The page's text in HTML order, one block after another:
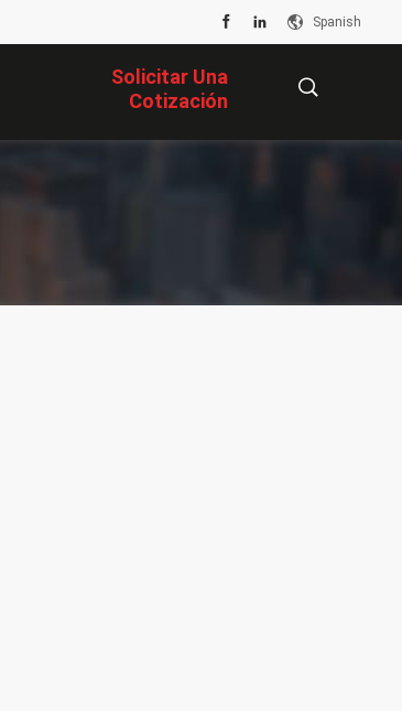
Spanish
Solicitar Una
Cotización